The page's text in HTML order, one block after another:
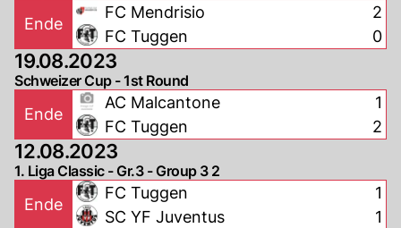
Ende
FC Mendrisio
FC Tuggen
2
0
19.08.2023
Schweizer Cup - 1st Round
Ende
AC Malcantone
FC Tuggen
1
2
12.08.2023
1. Liga Classic - Gr.3 - Group 3 2
Ende
FC Tuggen
SC YF Juventus
1
1